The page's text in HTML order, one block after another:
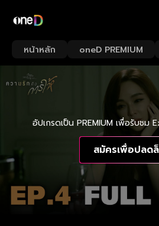
หน้าหลัก oneD PREMIUM
อัปเกรดเป็น PREMIUM เพื่อรับชม
สมัครเพื่อปลด